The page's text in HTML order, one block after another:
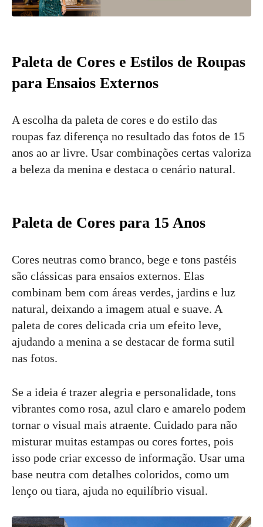
Paleta de Cores e Estilos de Roupas
para Ensaios Externos
A escolha da paleta de cores e do estilo das
roupas faz diferença no resultado das fotos de 15
anos ao ar livre. Usar combinações certas valoriza
a beleza da menina e destaca o cenário natural.
Paleta de Cores para 15 Anos
Cores neutras como branco, bege e tons pastéis
são clássicas para ensaios externos. Elas
combinam bem com áreas verdes, jardins e luz
natural, deixando a imagem atual e suave. A
paleta de cores delicada cria um efeito leve,
ajudando a menina a se destacar de forma sutil
nas fotos.
Se a ideia é trazer alegria e personalidade, tons
vibrantes como rosa, azul claro e amarelo podem
tornar o visual mais atraente. Cuidado para não
misturar muitas estampas ou cores fortes, pois
isso pode criar excesso de informação. Usar uma
base neutra com detalhes coloridos, como um
lenço ou tiara, ajuda no equilíbrio visual.